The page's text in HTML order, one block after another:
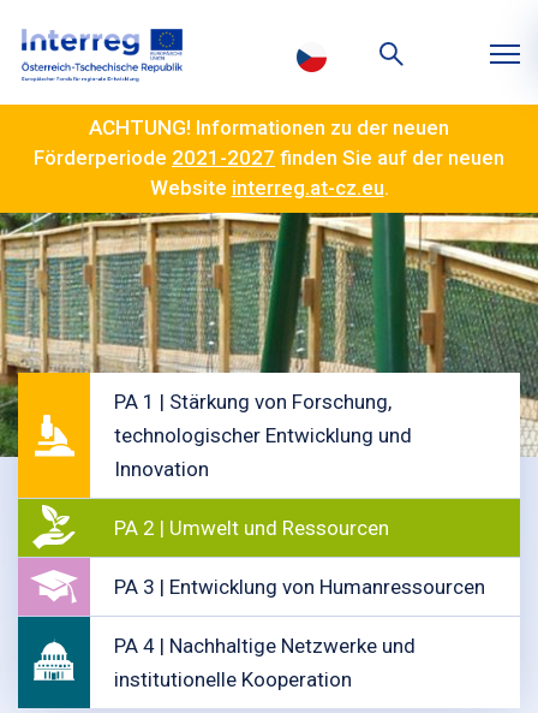
ACHTUNG! Informationen zu der neuen
Förderperiode 2021-2027 finden Sie auf der neuen
Website interreg.at-cz.eu.
PA 1 | Stärkung von Forschung,
technologischer Entwicklung und
Innovation
PA 2 | Umwelt und Ressourcen
PA 3 | Entwicklung von Humanressourcen
PA 4 | Nachhaltige Netzwerke und
institutionelle Kooperation